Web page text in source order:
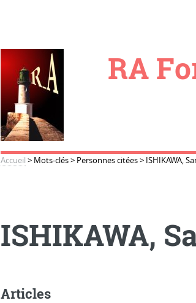
RA
Accueil > Mots-clés> Personnes citées> ISHIKAWA,
ISHIKAWA,
Articles